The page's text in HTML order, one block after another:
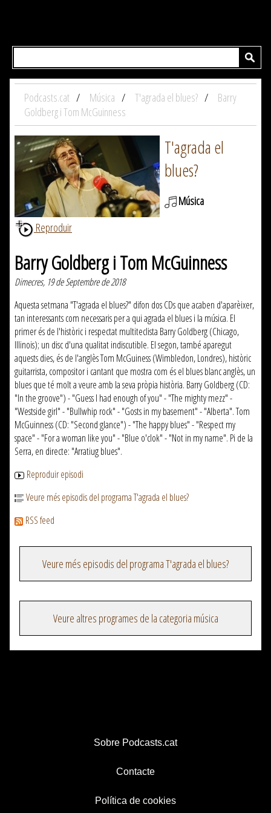
Podcasts.cat Música T'agrada el blues?
Barry
Goldberg i Tom McGuinness
T'agrada el
blues?
Música
Reproduir
Barry Goldberg i Tom McGuinness
Dimecres, 19 de Septembre de 2018
Aquesta setmana "T'agrada el blues?" difon dos CDs que acaben d'aparèixer,
tan interessants com necessaris per a qui agrada el blues i la música. El
primer és de l'històric i respectat multiteclista Barry Goldberg (Chicago,
Illinois); un disc d'una qualitat indiscutible. El segon, també aparegut
aquests dies, és de l'anglès Tom McGuiness (Wimbledon, Londres), històric
guitarrista, compositor i cantant que mostra com és el blues blanc anglès, un
blues que té molt a veure amb la seva pròpia història. Barry Goldberg (CD:
"In the groove") - "Guess I had enough of you" - "The mighty mezz" -
"Westside girl" - "Bullwhip rock" - "Gosts in my basement" - "Alberta". Tom
McGuinness (CD: "Second glance") - "The happy blues" - "Respect my
space" - "For a woman like you" - "Blue o'clok" - "Not in my name". Pi de la
Serra, en directe: "Arratiug blues".
Reproduir episodi
Veure més episodis del programa T'agrada el blues?
RSS feed
Veure més episodis del programa T'agrada el blues?
Veure altres programes de la categoria música
Sobre Podcasts.cat
Contacte
Política de cookies